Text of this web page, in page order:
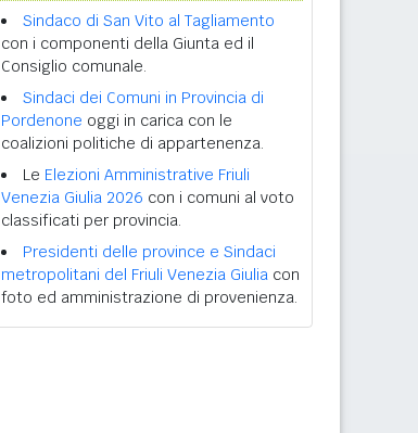
Sindaco di San Vito al Tagliamento
con i componenti della Giunta ed il
Consiglio comunale.
Sindaci dei Comuni in Provincia di
Pordenone oggi in carica con le
coalizioni politiche di appartenenza.
Le Elezioni Amministrative Friuli
Venezia Giulia 2026 con i comuni al voto
classificati per provincia.
Presidenti delle province e Sindaci
metropolitani del Friuli Venezia Giulia con
foto ed amministrazione di provenienza.